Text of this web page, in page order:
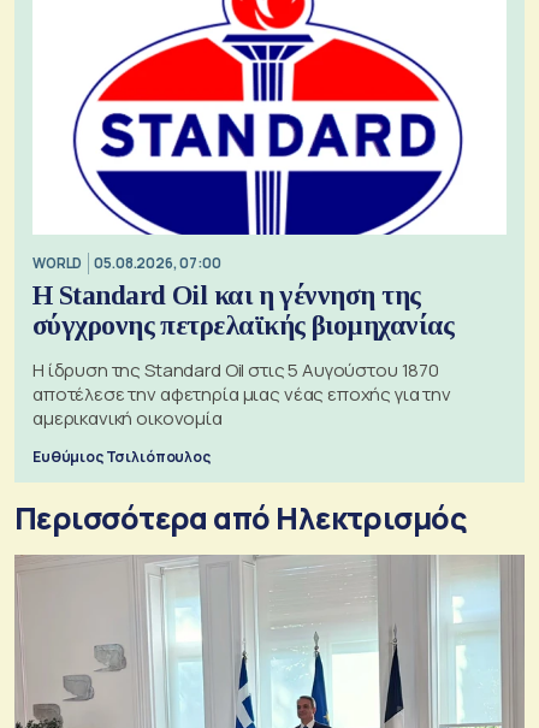
WORLD 05.08.2026, 07:00
Η Standard Oil και η γέννηση της
σύγχρονης πετρελαϊκής βιομηχανίας
Η ίδρυση της Standard Oil στις 5 Αυγούστου 1870
αποτέλεσε την αφετηρία μιας νέας εποχής για την
αμερικανική οικονομία
Ευθύμιος Τσιλιόπουλος
Περισσότερα από Ηλεκτρισμός